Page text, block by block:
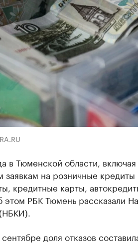
в Тюменской области,
заявкам на розничные
кредитные карты,
этом РБК Тюмень рассказали
доля отказов